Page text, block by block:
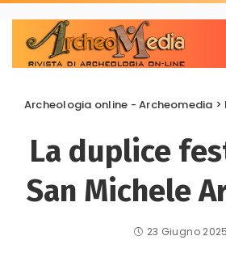
Archeologia online - Archeomedia >
La duplice
San Michele
23 Giugno 2025